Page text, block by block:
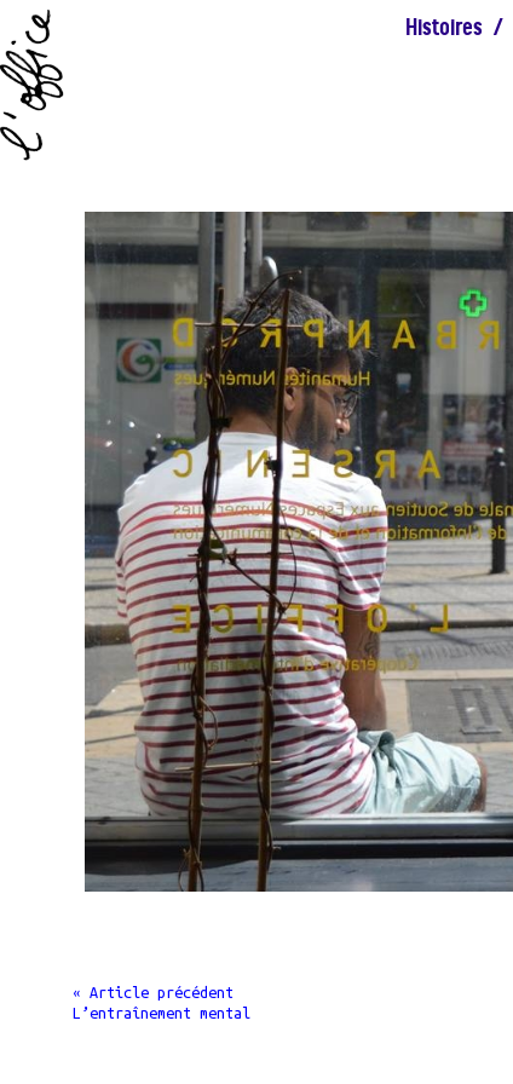
Histoires/
« Article précédent
L’entraînement mental